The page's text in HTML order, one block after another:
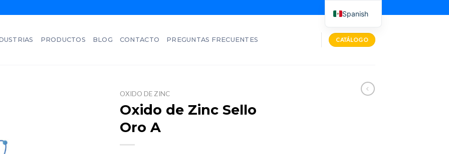
PRODUCTOS BLOG CONTACTO PREGUNTAS FRECUENTES CATÁLOGO
OXIDO DE ZINC
Oxido de Zinc Sello
Oro A
Spanish